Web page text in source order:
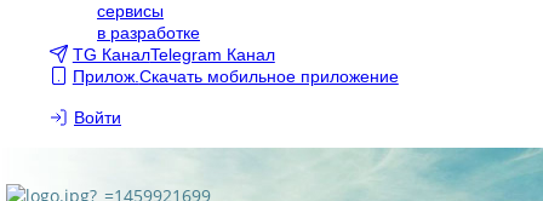
сервисы
в разработке
TG КаналTelegram Канал
Прилож. Скачать мобильное приложение
Войти